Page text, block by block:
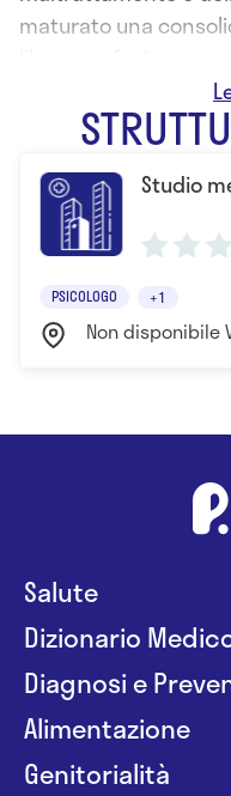
maturato una
centri antiviolenza,
la mia professione
Studio
PSICOLOGO +1
Non disponibile
Salute
Dizionario
Diagnosi e
Alimentazione
Genitorialità